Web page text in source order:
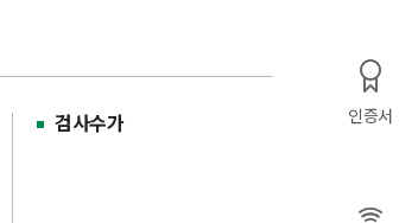
검사수가 인증서